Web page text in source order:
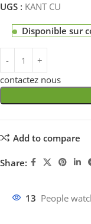
UGS : KANT CU
Disponible sur
contactez nous
Add to compare
Share:
13 People